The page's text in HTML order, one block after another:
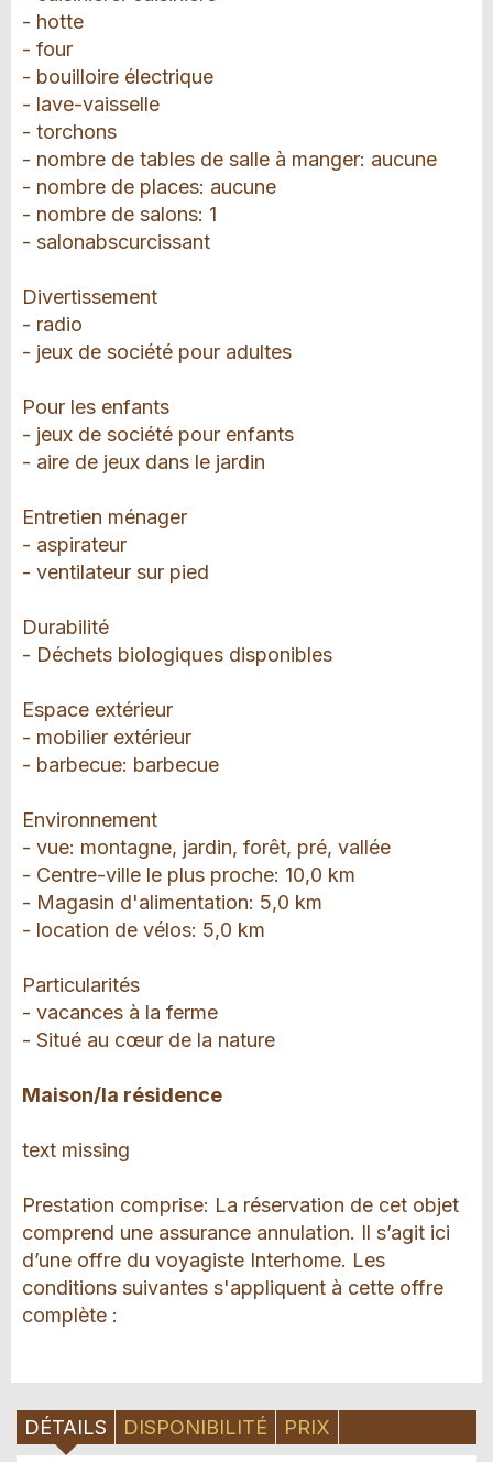
- hotte
- four
- bouilloire électrique
- lave-vaisselle
- torchons
- nombre de tables de salle à manger: aucune
- nombre de places: aucune
- nombre de salons: 1
- salonabscurcissant
Divertissement
- radio
- jeux de société pour adultes
Pour les enfants
- jeux de société pour enfants
- aire de jeux dans le jardin
Entretien ménager
- aspirateur
- ventilateur sur pied
Durabilité
- Déchets biologiques disponibles
Espace extérieur
- mobilier extérieur
- barbecue: barbecue
Environnement
- vue: montagne, jardin, forêt, pré, vallée
- Centre-ville le plus proche: 10,0 km
- Magasin d'alimentation: 5,0 km
- location de vélos: 5,0 km
Particularités
- vacances à la ferme
- Situé au cœur de la nature
Maison/la résidence
text missing
Prestation comprise: La réservation de cet objet
comprend une assurance annulation. Il s’agit ici
d’une offre du voyagiste Interhome. Les
conditions suivantes s'appliquent à cette offre
complète :
DÉTAILS DISPONIBILITÉ PRIX